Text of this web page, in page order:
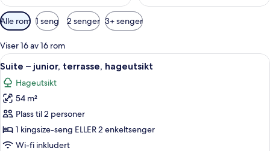
Tilgjengelige
filtre
for
rom
Alle rom 1 seng 2 senger 3+ senger
Viser 16 av 16 rom
Åpne
alle
bildene
av
Suite
–
junior,
Sengetøy av topp kvalitet,
6
Suite – junior, terrasse, hageutsikt
Hageutsikt
54 m²
Plass til 2 personer
1 kingsize-seng ELLER 2 enkeltsenger
Wi-fi inkludert